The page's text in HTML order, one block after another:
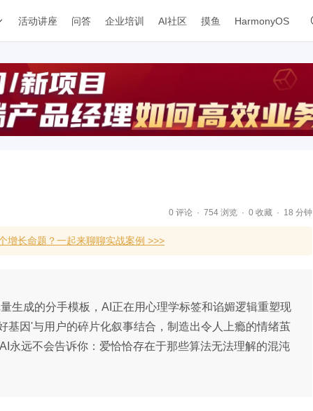
活动讲座 问答 企业培训 AI社区 摸鱼 HarmonyOS
0 评论 754 浏览 0 收藏 18 分钟
增长命题？一起来聊聊实战案例 >>>
生成的分手模板，AI正在用心理学标签和谄媚逻辑重塑现
基因'与用户的碎片化叙事结合，制造出令人上瘾的情绪茧
远不会告诉你：爱恰恰存在于那些算法无法理解的混沌